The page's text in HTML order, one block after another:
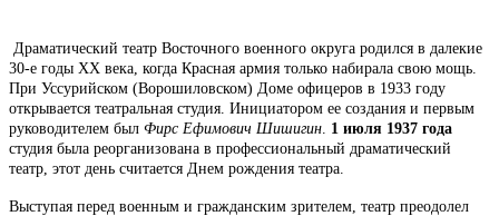
Драматический театр Восточного военного округа родился в далекие
30-е годы XX века, когда Красная армия только набирала свою мощь.
При Уссурийском (Ворошиловском) Доме офицеров в 1933 году
открывается театральная студия. Инициатором ее создания и первым
руководителем был Фирс Ефимович Шишигин 1 июля 1937 года
студия была реорганизована в профессиональный драматический
театр, этот день считается Днем рождения театра.
Выступая перед военным и гражданским зрителем, театр преодолел